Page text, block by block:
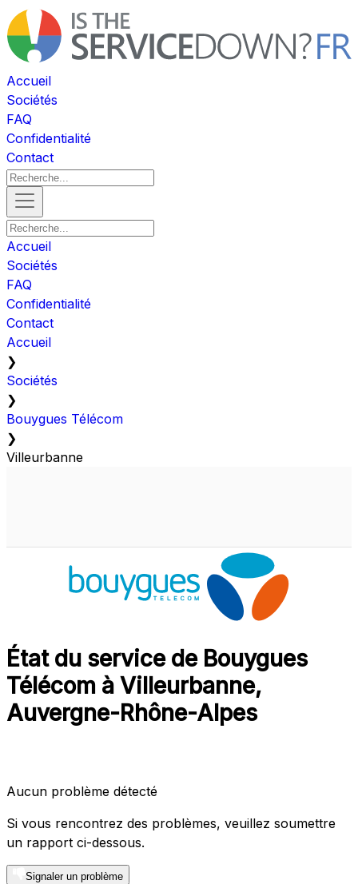
Accueil
Sociétés
FAQ
Confidentialité
Contact
Accueil
Sociétés
FAQ
Confidentialité
Contact
Accueil
❯
Sociétés
❯
Bouygues Télécom
❯
Villeurbanne
État du service de Bouygues
Télécom à Villeurbanne,
Auvergne-Rhône-Alpes
Aucun problème détecté
Si vous rencontrez des problèmes, veuillez soumettre
un rapport ci-dessous.
Signaler un problème